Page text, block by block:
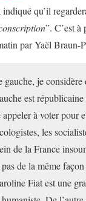
qu’il
”. C’est à
par Yaël Braun-
je considère
est
à voter pour
les
de la France
de la même
Fiat est une